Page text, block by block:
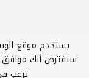
يستخدم موقع
سنفترض أنك موافق
ترغب